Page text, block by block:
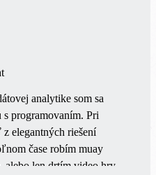
analytike som sa
programovaním. Pri
elegantných riešení
čase robím muay
alebo len drtím video hry